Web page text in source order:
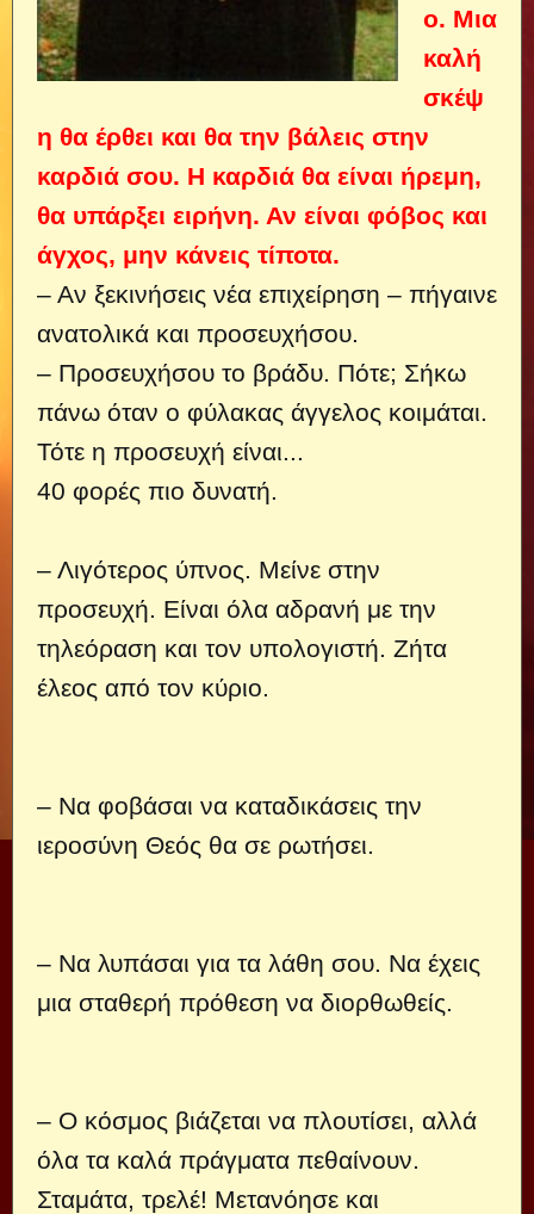
ο. Μια
καλή
σκέψ
η θα έρθει και θα την βάλεις στην
καρδιά σου. Η καρδιά θα είναι ήρεμη,
θα υπάρξει ειρήνη. Αν είναι φόβος και
άγχος, μην κάνεις τίποτα.
– Αν ξεκινήσεις νέα επιχείρηση – πήγαινε
ανατολικά και προσευχήσου.
– Προσευχήσου το βράδυ. Πότε; Σήκω
πάνω όταν ο φύλακας άγγελος κοιμάται.
Τότε η προσευχή είναι...
40 φορές πιο δυνατή.
– Λιγότερος ύπνος. Μείνε στην
προσευχή. Είναι όλα αδρανή με την
τηλεόραση και τον υπολογιστή. Ζήτα
έλεος από τον κύριο.
– Να φοβάσαι να καταδικάσεις την
ιεροσύνη Θεός θα σε ρωτήσει.
– Να λυπάσαι για τα λάθη σου. Να έχεις
μια σταθερή πρόθεση να διορθωθείς.
– Ο κόσμος βιάζεται να πλουτίσει, αλλά
όλα τα καλά πράγματα πεθαίνουν.
Σταμάτα, τρελέ! Μετανόησε και